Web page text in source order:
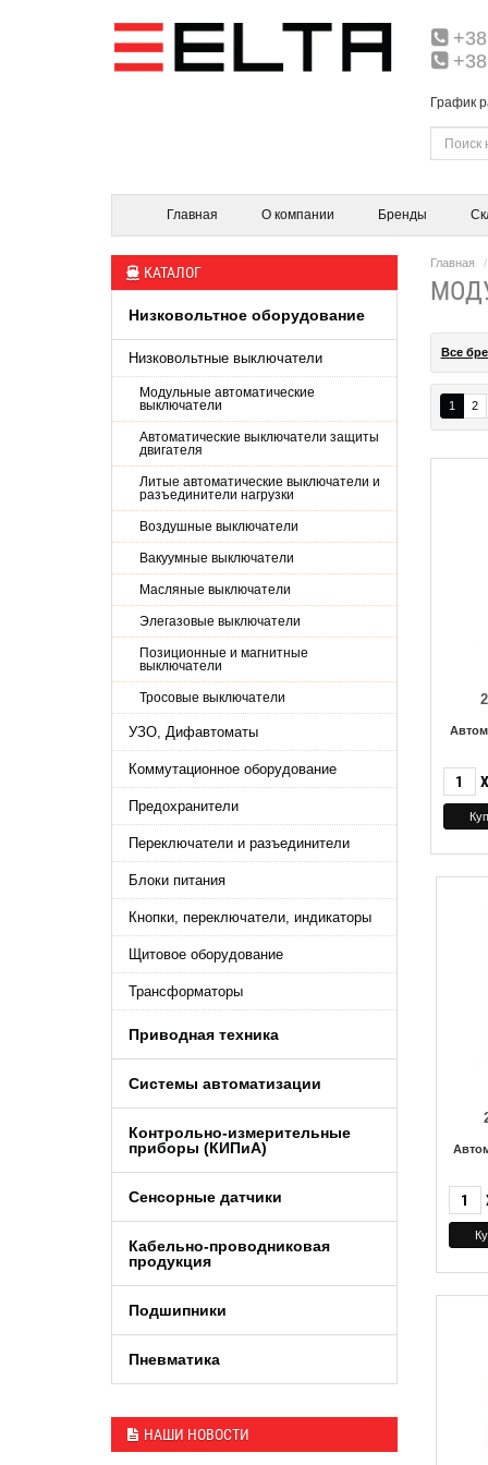
График
Главная О компании Бренды
КАТАЛОГ
Низковольтное оборудование
Низковольтные выключатели
Модульные автоматические
выключатели
Автоматические выключатели защиты
двигателя
Литые автоматические выключатели и
разъединители нагрузки
Воздушные выключатели
Вакуумные выключатели
Масляные выключатели
Элегазовые выключатели
Позиционные и магнитные
выключатели
Тросовые выключатели
УЗО, Дифавтоматы
Коммутационное оборудование
Предохранители
Переключатели и разъединители
Блоки питания
Кнопки, переключатели, индикаторы
Щитовое оборудование
Трансформаторы
Приводная техника
Системы автоматизации
Контрольно-измерительные
приборы (КИПиA)
Сенсорные датчики
Кабельно-проводниковая
продукция
Подшипники
Пневматика
НАШИ НОВОСТИ
Главная
Все
1 2
X